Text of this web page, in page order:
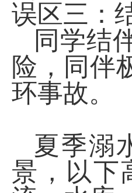
误区三：
同学结
险，同伴
环事故。
夏季溺
景，以下